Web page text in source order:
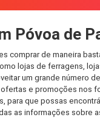
Póvoa de
comprar de maneira
lojas de ferragens,
um grande número
e promoções
para que possas
as informações